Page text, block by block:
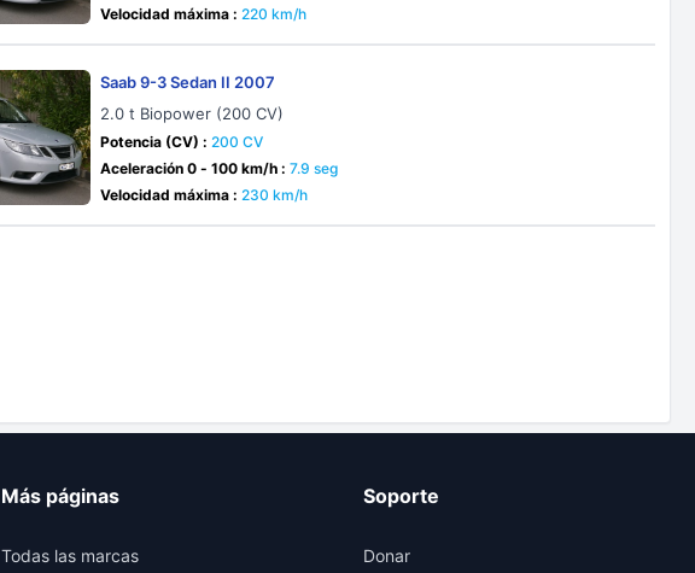
Velocidad máxima : 220 km/h
Saab 9-3 Sedan II 2007
2.0 t Biopower (200 CV)
Potencia (CV) : 200 CV
Aceleración 0 - 100 km/h : 7.9 seg
Velocidad máxima : 230 km/h
Más páginas
Todas las marcas
Soporte
Donar